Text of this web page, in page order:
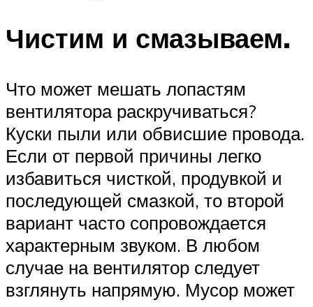
Чистим и смазываем.
Что может мешать лопастям
вентилятора раскручиваться?
Куски пыли или обвисшие провода.
Если от первой причины легко
избавиться чисткой, продувкой и
последующей смазкой, то второй
вариант часто сопровождается
характерным звуком. В любом
случае на вентилятор следует
взглянуть напрямую. Мусор может